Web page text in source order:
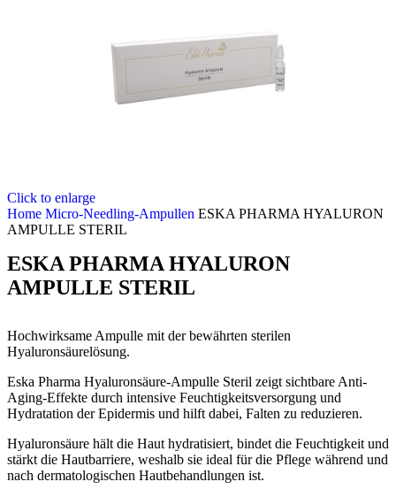
Click to enlarge
Home Micro-Needling-Ampullen ESKA PHARMA HYALURON
AMPULLE STERIL
ESKA PHARMA HYALURON
AMPULLE STERIL
Hochwirksame Ampulle mit der bewährten sterilen
Hyaluronsäurelösung.
Eska Pharma Hyaluronsäure-Ampulle Steril zeigt sichtbare Anti-
Aging-Effekte durch intensive Feuchtigkeitsversorgung und
Hydratation der Epidermis und hilft dabei, Falten zu reduzieren.
Hyaluronsäure hält die Haut hydratisiert, bindet die Feuchtigkeit und
stärkt die Hautbarriere, weshalb sie ideal für die Pflege während und
nach dermatologischen Hautbehandlungen ist.